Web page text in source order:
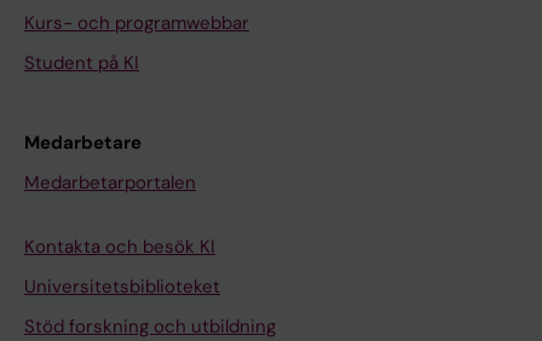
Kurs- och programwebbar
Student på KI
Medarbetare
Medarbetarportalen
Kontakta och besök KI
Universitetsbiblioteket
Stöd forskning och utbildning